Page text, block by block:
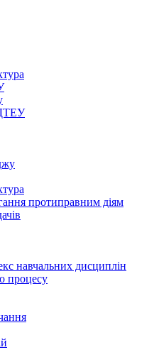
протиправним діям
навчальних дисциплін
процесу